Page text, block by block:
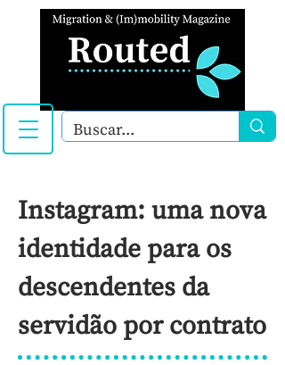
Instagram: uma nova
identidade para os
descendentes da
servidão por contrato